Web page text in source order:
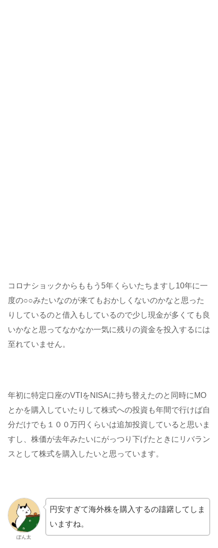
コロナショックからももう5年くらいたちますし10年に一
度の○○みたいなのが来てもおかしくないのかなと思った
りしているのと借入もしているので少し現金が多くても良
いかなと思ってなかなか一気に残りの資金を投入するには
至れていません。
年初に特定口座のVTIをNISAに持ち替えたのと同時にMO
とかを購入していたりして株式への投資も年間で行けば自
分だけでも１００万円くらいは追加投資していると思いま
すし、株価が去年みたいにがっつり下げたときにリバラン
スとして株式を購入したいと思っています。
ぽん太
円安すぎて海外株を購入するの躊躇してしま
いますね。